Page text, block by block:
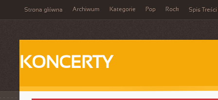
Strona główna Archiwum Kategorie Pop Rock Spis Treści
KONCERTY